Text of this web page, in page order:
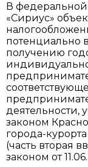
В
«Сириус»
потенциально
получению
деятельности,
законом
города-
(часть вторая
законом от